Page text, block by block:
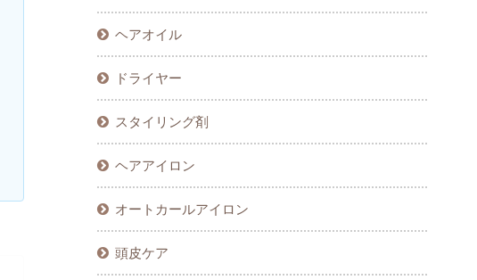
ヘアオイル
ドライヤー
スタイリング剤
ヘアアイロン
オートカールアイロン
頭皮ケア